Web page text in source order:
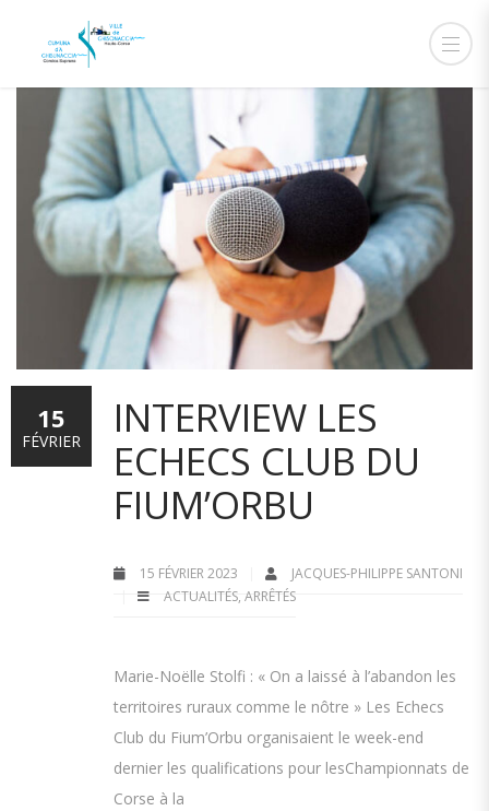
INTERVIEW LES
ECHECS CLUB DU
FIUM’ORBU
15 FÉVRIER 2023
JACQUES-PHILIPPE SANTONI
ACTUALITÉS, ARRÊTÉS
Marie-Noëlle Stolfi : « On a laissé à l’abandon les
territoires ruraux comme le nôtre » Les Echecs
Club du Fium’Orbu organisaient le week-end
dernier les qualifications pour lesChampionnats de
Corse à la
15
FÉVRIER